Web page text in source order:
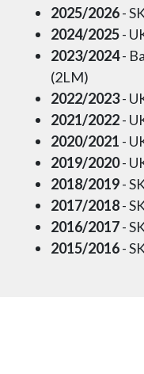
2025/2026-
2024/2025-
2023/2024-
(2LM)
2022/2023-
2021/2022-
2020/2021 -
2019/2020-
2018/2019-
2017/2018-
2016/2017-
2015/2016-